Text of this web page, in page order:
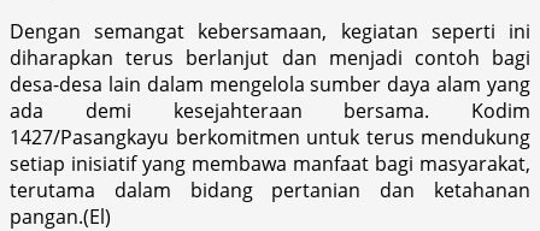
Dengan semangat kebersamaan, kegiatan seperti ini
diharapkan terus berlanjut dan menjadi contoh bagi
desa-desa lain dalam mengelola sumber daya alam yang
ada demi kesejahteraan bersama. Kodim
1427/Pasangkayu berkomitmen untuk terus mendukung
setiap inisiatif yang membawa manfaat bagi masyarakat,
terutama dalam bidang pertanian dan ketahanan
pangan.(El)